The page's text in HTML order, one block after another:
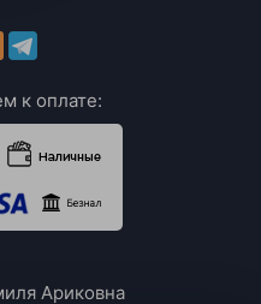
к оплате:
Ариковна